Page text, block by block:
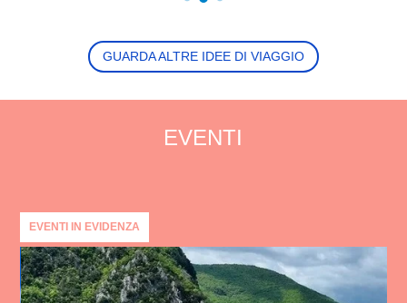
GUARDA ALTRE IDEE DI VIAGGIO
EVENTI
EVENTI IN EVIDENZA